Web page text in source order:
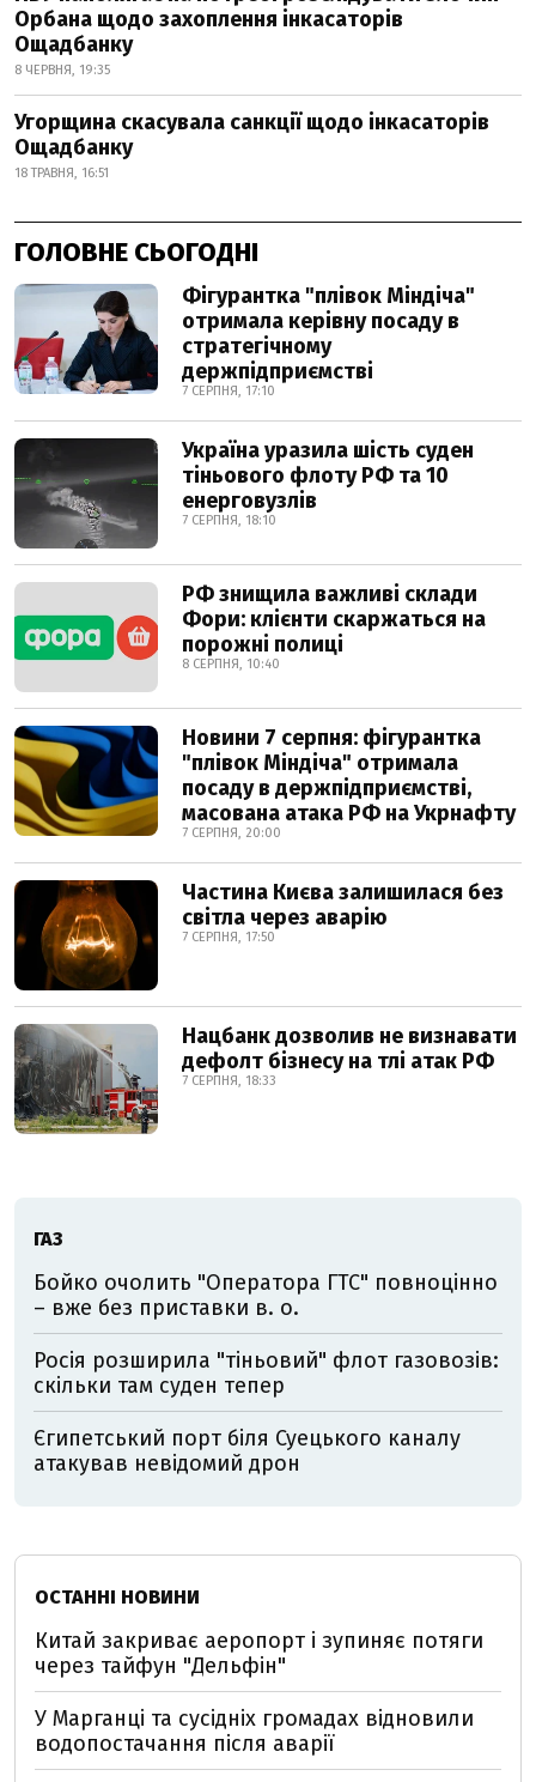
Орбана щодо захоплення інкасаторів
Ощадбанку
8 ЧЕРВНЯ, 19:35
Угорщина скасувала санкції щодо інкасаторів
Ощадбанку
18 ТРАВНЯ, 16:51
ГОЛОВНЕ СЬОГОДНІ
Фігурантка "плівок Міндіча"
отримала керівну посаду в
стратегічному
держпідприємстві
7 СЕРПНЯ, 17:10
Україна уразила шість суден
тіньового флоту РФ та 10
енерговузлів
7 СЕРПНЯ, 18:10
РФ знищила важливі склади
Фори: клієнти скаржаться на
порожні полиці
8 СЕРПНЯ, 10:40
Новини 7 серпня: фігурантка
"плівок Міндіча" отримала
посаду в держпідприємстві,
масована атака РФ на Укрнафту
7 СЕРПНЯ, 20:00
Частина Києва залишилася без
світла через аварію
7 СЕРПНЯ, 17:50
Нацбанк дозволив не визнавати
дефолт бізнесу на тлі атак РФ
7 СЕРПНЯ, 18:33
ГАЗ
Бойко очолить "Оператора ГТС" повноцінно
– вже без приставки в. о.
Росія розширила "тіньовий" флот газовозів:
скільки там суден тепер
Єгипетський порт біля Суецького каналу
атакував невідомий дрон
ОСТАННІ НОВИНИ
Китай закриває аеропорт і зупиняє потяги
через тайфун "Дельфін"
У Марганці та сусідніх громадах відновили
водопостачання після аварії